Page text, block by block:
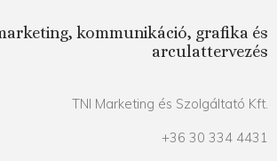
kommunikáció, grafika és
arculattervezés
TNI Marketing és Szolgáltató Kft.
+36 30 334 4431